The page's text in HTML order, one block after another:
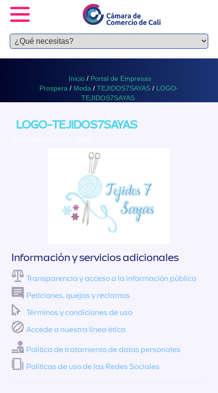
Inicio / Portal de Empresas
Prospera / Moda / TEJIDOS7SAYAS / LOGO-
TEJIDOS7SAYAS
LOGO-TEJIDOS7SAYAS
Información y servicios adicionales
Transparencia y acceso a la información pública
Peticiones, quejas y reclamos
Términos y condiciones de uso
Accede a nuestra línea ética
Política de tratamiento de datos personales
Políticas de uso de las Redes Sociales